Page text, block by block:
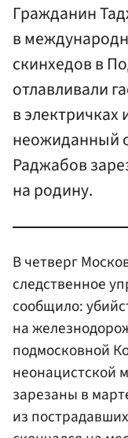
Гражданин
в
скинхедов в
отлавливали
в электричках
неожиданный
Раджабов
на родину.
В четверг
следственное
сообщило:
на
подмосковной
неонацистской
зарезаны в
из